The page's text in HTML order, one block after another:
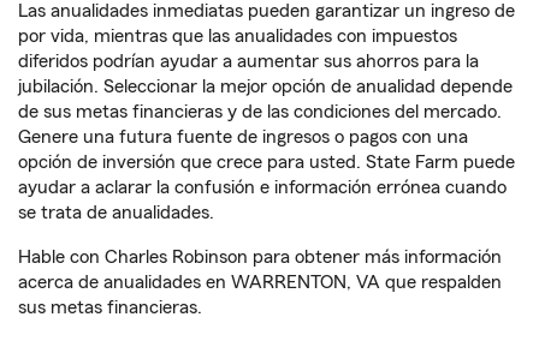
Las anualidades inmediatas pueden garantizar un ingreso de
por vida, mientras que las anualidades con impuestos
diferidos podrían ayudar a aumentar sus ahorros para la
jubilación. Seleccionar la mejor opción de anualidad depende
de sus metas financieras y de las condiciones del mercado.
Genere una futura fuente de ingresos o pagos con una
opción de inversión que crece para usted. State Farm puede
ayudar a aclarar la confusión e información errónea cuando
se trata de anualidades.
Hable con Charles Robinson para obtener más información
acerca de anualidades en WARRENTON, VA que respalden
sus metas financieras.